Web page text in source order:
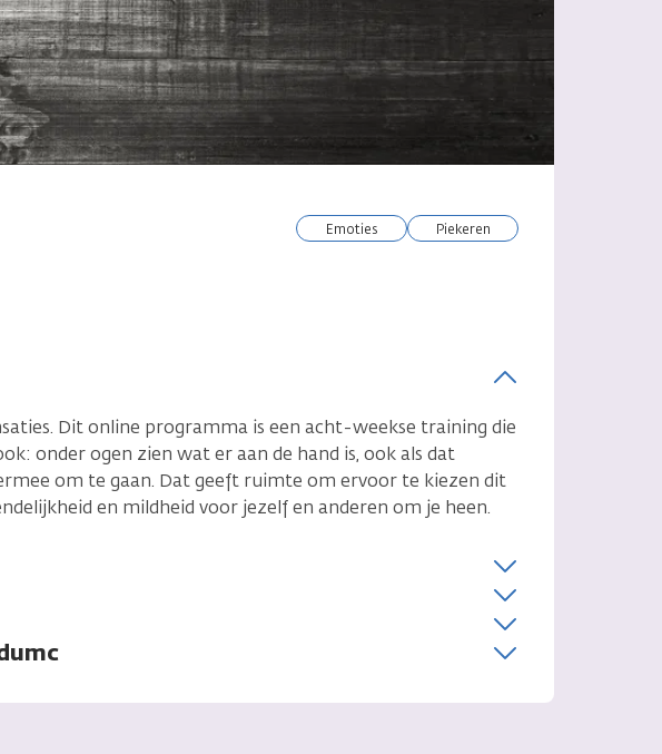
emoties piekeren
Dit online programma is een acht-weekse training die
onder ogen zien wat er aan de hand is, ook als dat
om te gaan. Dat geeft ruimte om ervoor te kiezen dit
en mildheid voor jezelf en anderen om je heen.